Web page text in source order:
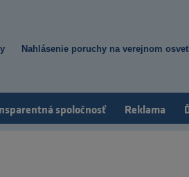
Nahlásenie poruchy na verejnom
spoločnosť Reklama